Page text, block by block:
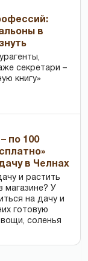
в
секретари –
книгу»
по 100
в Челнах
и растить
магазине? У
на дачу и
готовую
соленья